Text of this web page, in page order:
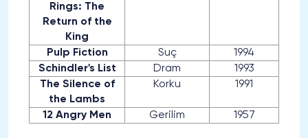
Rings: The
Return of the
King
Pulp Fiction Suç
1994
Schindler's List
Dram
1993
The Silence of
the Lambs
Korku 1991
12 Angry Men Gerilim 1957